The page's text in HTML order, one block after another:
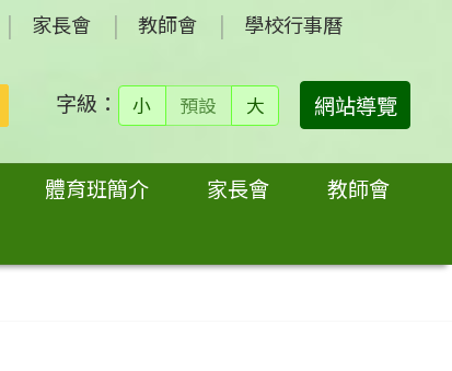
家長會 教師會 學校行事曆
搜
尋：
字級： 小 預設 大 網站導覽
體育班簡介 家長會
教師會